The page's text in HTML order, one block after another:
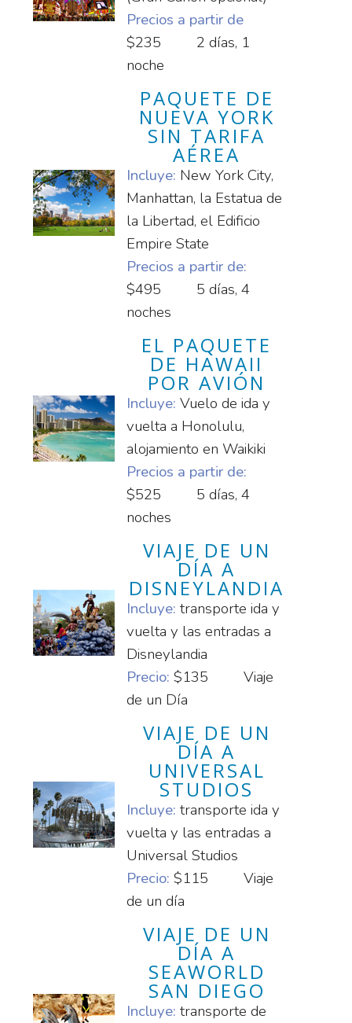
Precios a partir de
$235
2 días, 1
noche
PAQUETE DE
NUEVA YORK
SIN TARIFA
AÉREA
Incluye: New York City,
Manhattan, la Estatua de
la Libertad, el Edificio
Empire State
Precios a partir de:
$495
5 días, 4
noches
EL PAQUETE
DE HAWAII
POR AVIÓN
Incluye:Vuelo de ida y
vuelta a Honolulu,
alojamiento en Waikiki
Precios a partir de:
$525
5 días, 4
noches
VIAJE DE UN
DÍA A
DISNEYLANDIA
Incluye:transporte ida y
vuelta y las entradas a
Disneylandia
Precio: $135
Viaje
de un Día
VIAJE DE UN
DÍA A
UNIVERSAL
STUDIOS
Incluye:transporte ida y
vuelta y las entradas a
Universal Studios
Precio: $115
Viaje
de un día
VIAJE DE UN
DÍA A
SEAWORLD
SAN DIEGO
Incluye:transporte de